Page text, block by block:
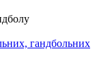
гандбольних